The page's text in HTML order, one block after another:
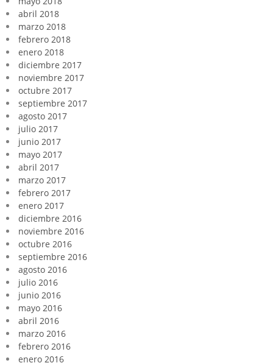
abril 2018
marzo 2018
febrero 2018
enero 2018
diciembre 2017
noviembre 2017
octubre 2017
septiembre 2017
agosto 2017
julio 2017
junio 2017
mayo 2017
abril 2017
marzo 2017
febrero 2017
enero 2017
diciembre 2016
noviembre 2016
octubre 2016
septiembre 2016
agosto 2016
julio 2016
junio 2016
mayo 2016
abril 2016
marzo 2016
febrero 2016
enero 2016